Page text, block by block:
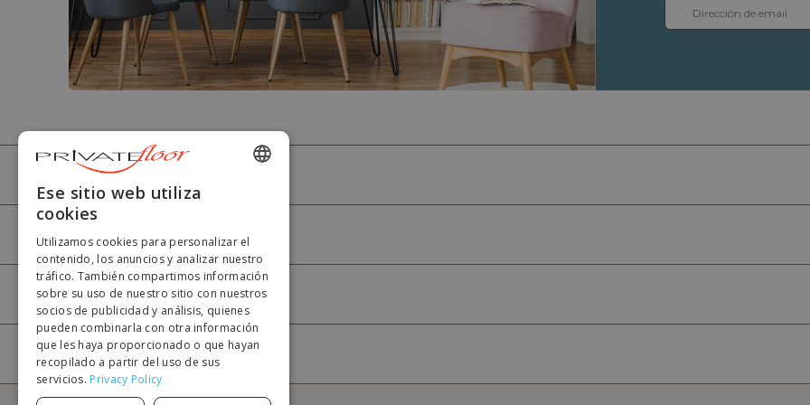
PRIVATEFLOOR
AYUDA
MI CUENTA
PAGO
DUTCH
GERMAN
ITALIAN
PORTUGUESE
Ese sitio web utiliza
cookies
Utilizamos cookies para personalizar el
contenido, los anuncios y analizar nuestro
tráfico. También compartimos información
sobre su uso de nuestro sitio con nuestros
socios de publicidad y análisis, quienes
pueden combinarla con otra información
que les haya proporcionado o que hayan
recopilado a partir del uso de sus
servicios. Privacy Policy